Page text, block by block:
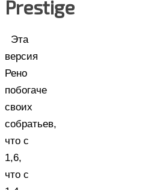
Prestige
Эта
версия
Рено
побогаче
своих
собратьев,
что с
1,6,
что с